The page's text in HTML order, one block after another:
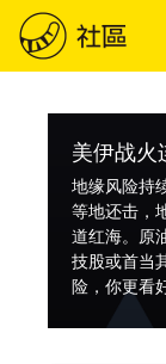
美伊战火
地缘风险持
等地还击，
道红海。原
技股或首当
险，你更看